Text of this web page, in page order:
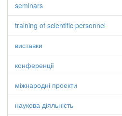
seminars
training of scientific personnel
виставки
конференції
міжнародні проекти
наукова діяльність